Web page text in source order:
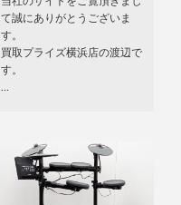
て誠にありがとうございま
す。
買取プライズ横浜店の渡辺で
す。
…